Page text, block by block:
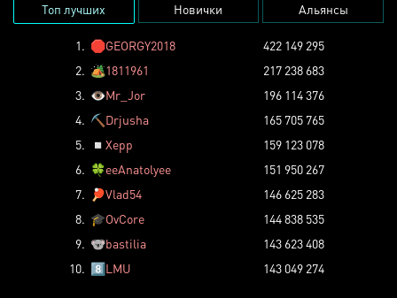
Топ лучших Новички Альянсы
1. 🛑GEORGY2018
422 149 295
2. 🏕️1811961
217 238 683
3. 👁️Mr_Jor
196 114 376
4. ⛏️ Drjusha
165 705 765
5.
◽ Xepp
159 123 078
6. 🍀eeAnatolyee
151 950 267
7.
🏓Vlad54
146 625 283
8. 🎓OvCore
144 838 535
9. 🐨bastilia
143 623 408
10. 8️⃣LMU 143 049 274